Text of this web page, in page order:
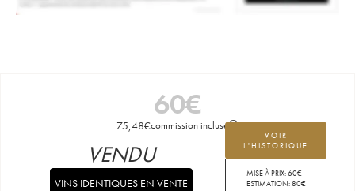
60€
75,48€commission incluse
VOIR
L'HISTORIQUE
MISE À PRIX:60€
ESTIMATION:80€
VENDU
VINS IDENTIQUES EN VENTE